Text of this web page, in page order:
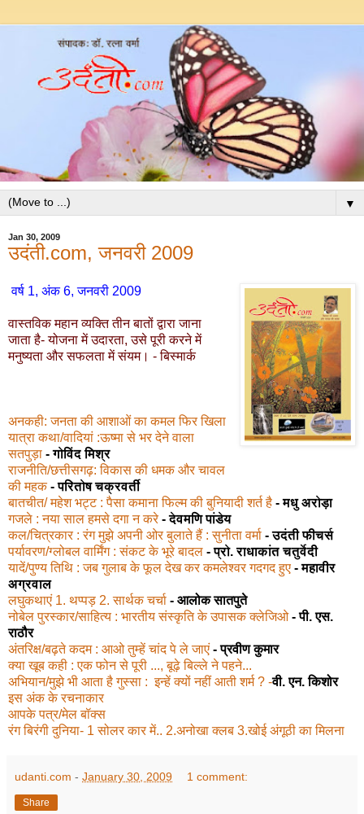
▼
Jan 30, 2009
उदंती.com, जनवरी 2009
वर्ष 1, अंक 6, जनवरी 2009
वास्तविक महान व्यक्ति तीन बातों द्वारा जाना
जाता है- योजना में उदारता, उसे पूरी करने में
मनुष्यता और सफलता में संयम। - बिस्मार्क
अनकही: जनता की आशाओं का कमल फिर खिला
यात्रा कथा/वादियां :ऊष्मा से भर देने वाला
सतपुड़ा - गोविंद मिश्र
राजनीति/छत्तीसगढ़: विकास की धमक और चावल
की महक- परितोष चक्रवर्ती
बातचीत/ महेश भट्ट : पैसा कमाना फिल्म की बुनियादी शर्त है - मधु अरोड़ा
गजले : नया साल हमसे दगा न करे- देवमणि पांडेय
कल/चित्रकार : रंग मुझे अपनी ओर बुलाते हैं : सुनीता वर्मा - उदंती फीचर्स
पर्यावरण/ग्लोबल वार्मिंग : संकट के भूरे बादल - प्रो. राधाकांत चतुर्वेदी
यादें/पुण्य तिथि : जब गुलाब के फूल देख कर कमलेश्वर गदगद हुए - महावीर
अग्रवाल
लघुकथाएं 1. थप्पड़ 2. सार्थक चर्चा - आलोक सातपुते
नोबेल पुरस्कार/साहित्य : भारतीय संस्कृति के उपासक क्लेजिओ- पी. एस.
राठौर
अंतरिक्ष/बढ़ते कदम : आओ तुम्हें चांद पे ले जाएं - प्रवीण कुमार
क्या खूब कही : एक फोन से पूरी ..., बूढ़े बिल्ले ने पहने...
अभियान/मुझे भी आता है गुस्सा : इन्हें क्यों नहीं आती शर्म ? -वी. एन. किशोर
इस अंक के रचनाकार
आपके पत्र/मेल बॉक्स
रंग बिरंगी दुनिया- 1 सोलर कार में.. 2.अनोखा क्लब 3.खोई अंगूठी का मिलना
udanti.com - January 30, 2009 1 comment:
Share